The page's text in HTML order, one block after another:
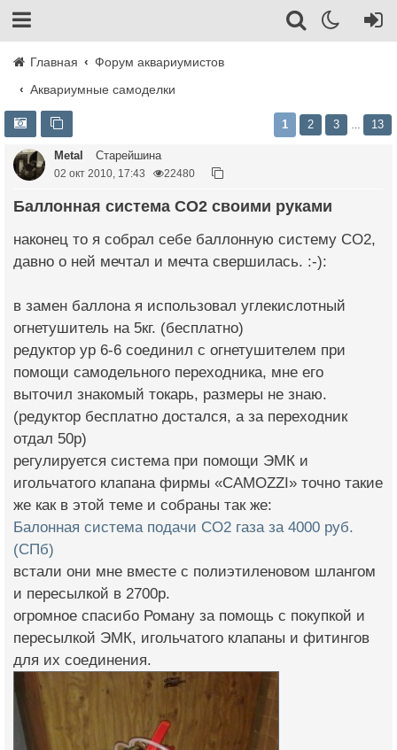
Главная
Форум аквариумистов
Аквариумные самоделки
1 2 3 13
Metal Старейшина
02 окт 2010, 17:43 22480
Баллонная система СО2 своими руками
наконец то я собрал себе баллонную систему СО2,
давно о ней мечтал и мечта свершилась. :-):
в замен баллона я использовал углекислотный
огнетушитель на 5кг. (бесплатно)
редуктор ур 6-6 соединил с огнетушителем при
помощи самодельного переходника, мне его
выточил знакомый токарь, размеры не знаю.
(редуктор бесплатно достался, а за переходник
отдал 50р)
регулируется система при помощи ЭМК и
игольчатого клапана фирмы «CAMOZZI» точно такие
же как в этой теме и собраны так же:
Балонная система подачи СО2 газа за 4000 руб.
(СПб)
встали они мне вместе с полиэтиленовом шлангом
и пересылкой в 2700р.
огромное спасибо Роману за помощь с покупкой и
пересылкой ЭМК, игольчатого клапаны и фитингов
для их соединения.